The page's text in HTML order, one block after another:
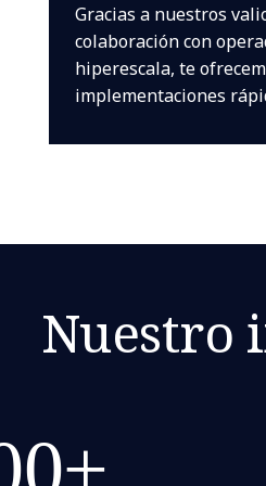
Gracias a nuestros
colaboración con
hiperescala, te
implementaciones
Nuestro